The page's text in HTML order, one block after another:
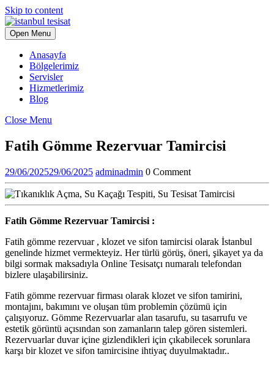
Skip to content
Open Menu
Anasayfa
Bölgelerimiz
Servisler
Hizmetlerimiz
Blog
Close Menu
Fatih Gömme Rezervuar Tamircisi
29/06/202529/06/2025 adminadmin 0 Comment
Fatih Gömme Rezervuar Tamircisi :
Fatih gömme rezervuar , klozet ve sifon tamircisi olarak İstanbul
genelinde hizmet vermekteyiz. Her türlü görüş, öneri, şikayet ya da
bilgi sormak maksadıyla Online Tesisatçı numaralı telefondan
bizlere ulaşabilirsiniz.
Fatih gömme rezervuar firması olarak klozet ve sifon tamirini,
montajını, bakımını ve oluşan tüm problemin çözümü için
çalışıyoruz. Gömme Rezervuarlar alan tasarufu, su tasarrufu ve
estetik görüntü açısından son zamanların talep gören sistemleri.
Rezervuarlar duvar içine gizlendikleri için çıkabilecek sorunlara
karşı bir klozet ve sifon tamircisine ihtiyaç duyulmaktadır..